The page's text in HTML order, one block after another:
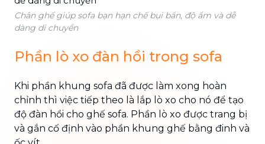
Chân ghế giúp sofa bạn hạn chế bụi bẩn, độ ẩm và dễ
dàng di chuyển
Phần lò xo đàn hồi trong sofa
Khi phần khung sofa đã được làm xong hoàn
chỉnh thì việc tiếp theo là lắp lò xo cho nó để tạo
độ đàn hồi cho ghế sofa. Phần lò xo được trang bị
và gắn cố định vào phần khung ghế bằng đinh và